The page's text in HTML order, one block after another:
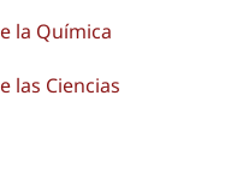
la Química
las Ciencias